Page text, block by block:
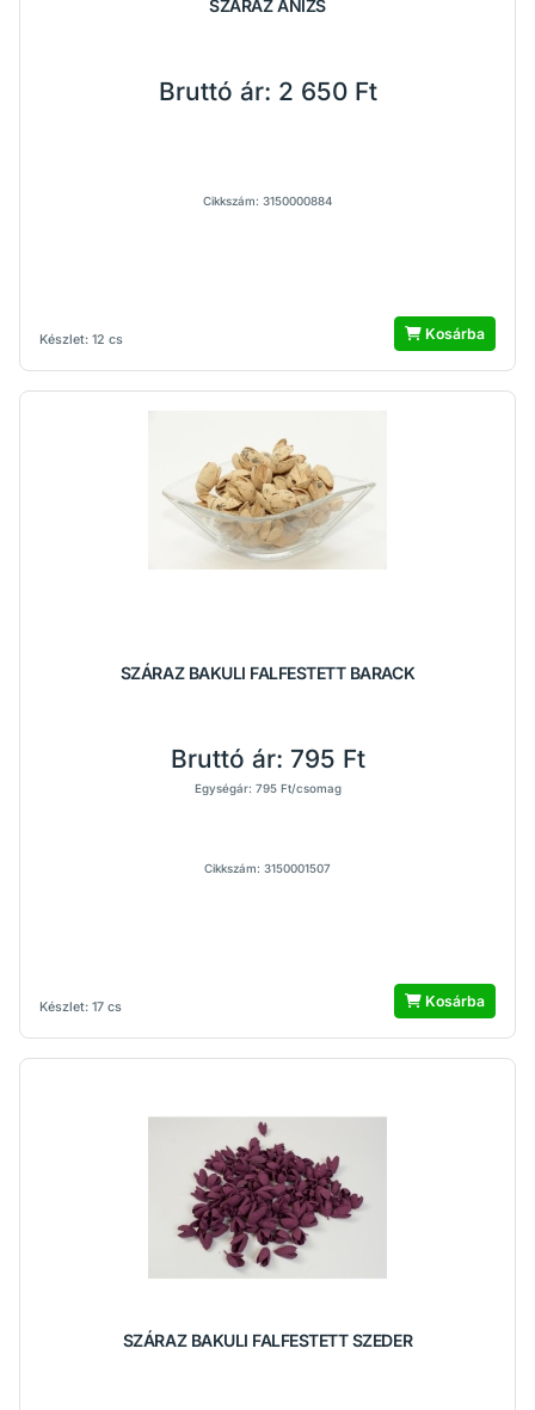
SZÁRAZ ÁNIZS
Készlet: 12 cs
Bruttó ár: 2 650 Ft
Cikkszám: 3150000884
Kosárba
SZÁRAZ BAKULI FALFESTETT BARACK
Készlet: 17 cs
Bruttó ár: 795 Ft
Egységár: 795 Ft/csomag
Cikkszám: 3150001507
Kosárba
SZÁRAZ BAKULI FALFESTETT SZEDER